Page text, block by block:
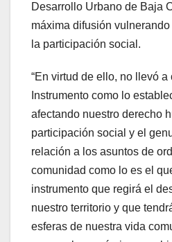
Desarrollo Urbano de Baja
máxima difusión
la participación social.
“En virtud de ello, no llevó
Instrumento como lo
afectando nuestro derecho
participación social y el
relación a los asuntos de
comunidad como lo es el
instrumento que regirá el
nuestro territorio y que
esferas de nuestra vida